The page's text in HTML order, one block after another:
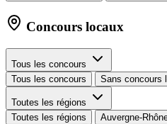
Concours locaux
Tous les concours
Tous les concours
Sans concours
Toutes les régions
Toutes les régions
Auvergne-